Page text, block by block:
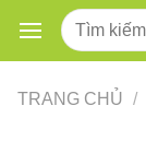
content
Tìm
kiếm:
TRANG CHỦ /